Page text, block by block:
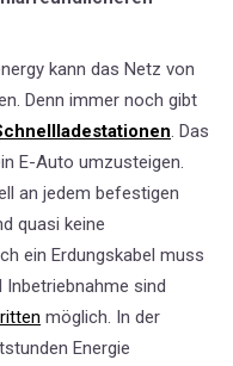
kann das Netz von
Denn immer noch gibt
. Das
E-Auto umzusteigen.
an jedem befestigen
quasi keine
ein Erdungskabel muss
sind
möglich. In der
Energie